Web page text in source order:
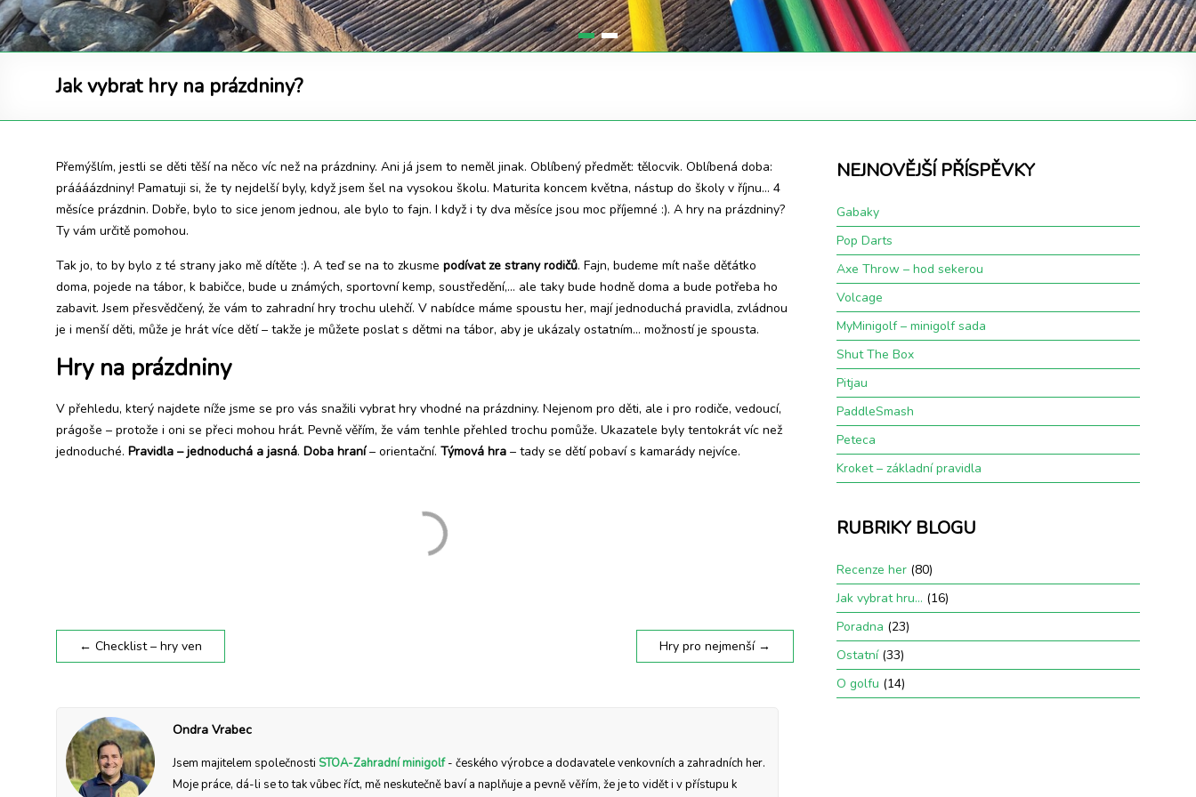
Jak vybrat hry na prázdniny?
Přemýšlím, jestli se děti těší na něco víc než na prázdniny. Ani já jsem to neměl jinak. Oblíbený předmět: tělocvik. Oblíbená doba:
práááázdniny! Pamatuji si, že ty nejdelší byly, když jsem šel na vysokou školu. Maturita koncem května, nástup do školy v říjnu… 4
měsíce prázdnin. Dobře, bylo to sice jenom jednou, ale bylo to fajn. I když i ty dva měsíce jsou moc příjemné :). A hry na prázdniny?
Ty vám určitě pomohou.
Tak jo, to by bylo z té strany jako mě dítěte :). A teď se na to zkusme podívat ze strany rodičů. Fajn, budeme mít naše děťátko
doma, pojede na tábor, k babičce, bude u známých, sportovní kemp, soustředění,… ale taky bude hodně doma a bude potřeba ho
zabavit. Jsem přesvědčený, že vám to zahradní hry trochu ulehčí. V nabídce máme spoustu her, mají jednoduchá pravidla, zvládnou
je i menší děti, může je hrát více dětí – takže je můžete poslat s dětmi na tábor, aby je ukázaly ostatním… možností je spousta.
Hry na prázdniny
V přehledu, který najdete níže jsme se pro vás snažili vybrat hry vhodné na prázdniny. Nejenom pro děti, ale i pro rodiče, vedoucí,
prágoše – protože i oni se přeci mohou hrát. Pevně věřím, že vám tenhle přehled trochu pomůže. Ukazatele byly tentokrát víc než
jednoduché. Pravidla – jednoduchá a jasná. Doba hraní– orientační. Týmová hra – tady se dětí pobaví s kamarády nejvíce.
← Checklist – hry ven Hry pro nejmenší →
Ondra Vrabec
Jsem majitelem společnosti STOA-Zahradní minigolf- českého výrobce a dodavatele venkovních a zahradních her.
Moje práce, dá-li se to tak vůbec říct, mě neskutečně baví a naplňuje a pevně věřím, že je to vidět i v přístupu k
NEJNOVĚJŠÍ PŘÍSPĚVKY
Gabaky
Pop Darts
Axe Throw – hod sekerou
Volcage
MyMinigolf – minigolf sada
Shut The Box
Pitjau
PaddleSmash
Peteca
Kroket – základní pravidla
RUBRIKY BLOGU
Recenze her(80)
Jak vybrat hru… (16)
Poradna (23)
Ostatní(33)
O golfu (14)